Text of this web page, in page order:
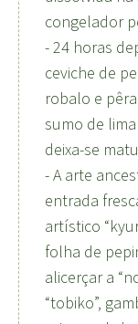
congelador
- 24 horas
ceviche de
robalo e
sumo de
deixa-se
- A arte
entrada
artístico
folha de
alicerçar a
“tobiko”,